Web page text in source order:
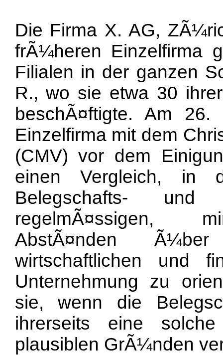
Die Firma X. AG,
frÃ¼heren Einzelfirma
Filialen in der ganzen
R., wo sie etwa 30
beschÃ¤ftigte. Am
Einzelfirma mit dem
(CMV) vor dem
einen Vergleich, in
Belegschafts- und
regelmÃ¤ssigen,
AbstÃ¤nden
wirtschaftlichen und
Unternehmung zu
sie, wenn die
ihrerseits eine
plausiblen GrÃ¼nden